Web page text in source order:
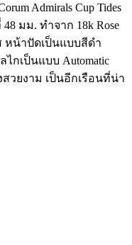
Admirals Cup Tides
มม. ทำจาก 18k Rose
หน้าปัดเป็นแบบสีดำ
กเป็นแบบ Automatic
สวยงาม เป็นอีกเรือนที่น่า